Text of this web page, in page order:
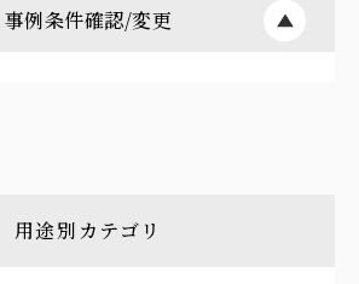
事例条件確認/変更
用途別カテゴリ